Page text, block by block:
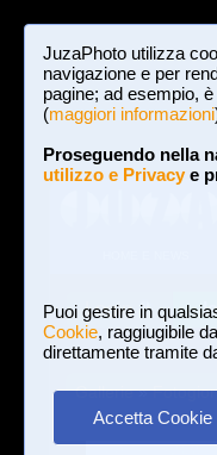
JuzaPhoto utilizza
navigazione e per
pagine; ad esempio,
(maggiori informazioni
Proseguendo nella
utilizzo e Privacye
Puoi gestire in
Cookie, raggiugibile
direttamente tramite
Accetta Cookie
Login
Gallerie»